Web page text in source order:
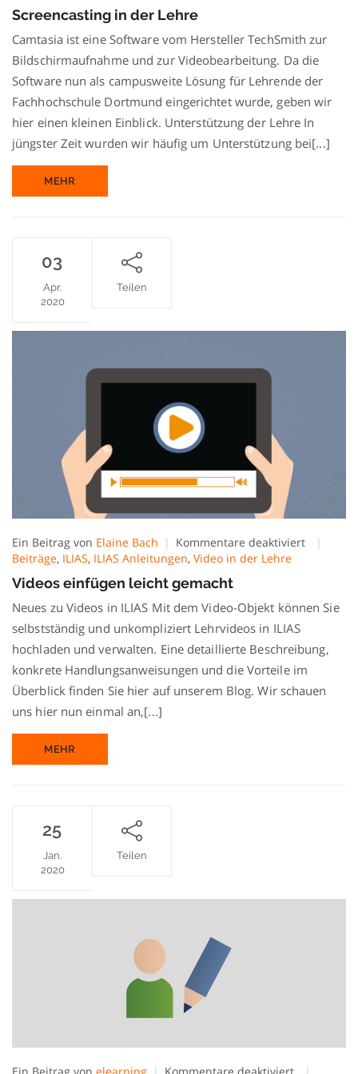
Lehre
Screencasting in der Lehre
Camtasia ist eine Software vom Hersteller TechSmith zur
Bildschirmaufnahme und zur Videobearbeitung. Da die
Software nun als campusweite Lösung für Lehrende der
Fachhochschule Dortmund eingerichtet wurde, geben wir
hier einen kleinen Einblick. Unterstützung der Lehre In
jüngster Zeit wurden wir häufig um Unterstützung bei[...]
MEHR
03
Apr.
2020
Teilen
Ein Beitrag von Elaine Bach Kommentare deaktiviertfür
gemacht
Beiträge, ILIAS, ILIAS Anleitungen, Video in der Lehre
Videos einfügen leicht gemacht
Neues zu Videos in ILIAS Mit dem Video-Objekt können Sie
selbstständig und unkompliziert Lehrvideos in ILIAS
hochladen und verwalten. Eine detaillierte Beschreibung,
konkrete Handlungsanweisungen und die Vorteile im
Überblick finden Sie hier auf unserem Blog. Wir schauen
uns hier nun einmal an,[...]
MEHR
25
Jan.
2020
Teilen
für